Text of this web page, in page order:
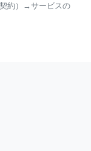
約）→サービスの